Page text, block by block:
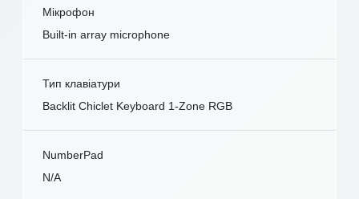
Мікрофон
Built-in array microphone
Тип клавіатури
Backlit Chiclet Keyboard 1-Zone RGB
NumberPad
N/A